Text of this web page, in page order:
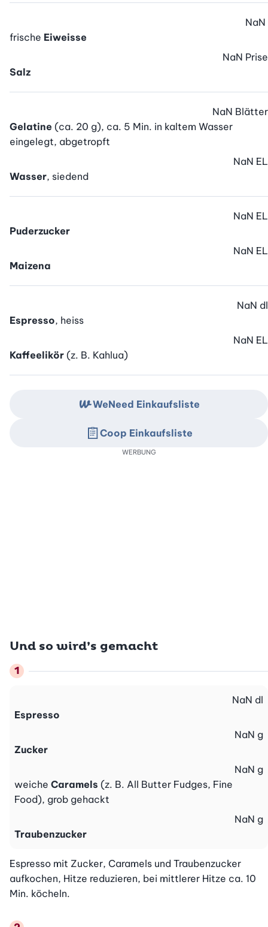
frische Eiweisse
NaN
Salz
NaN Prise
Gelatine (ca. 20 g), ca. 5 Min. in kaltem Wasser
eingelegt, abgetropft
NaN Blätter
Wasser, siedend
NaN EL
Puderzucker
NaN EL
Maizena
NaN EL
Espresso, heiss
NaN dl
Kaffeelikör (z. B. Kahlua)
NaN EL
Und so wird’s gemacht
Espresso
NaN dl
Zucker
NaN g
weiche Caramels (z. B. All Butter Fudges, Fine
Food), grob gehackt
NaN g
Traubenzucker
NaN g
Espresso mit Zucker, Caramels und Traubenzucker
aufkochen, Hitze reduzieren, bei mittlerer Hitze ca. 10
Min. köcheln.
WeNeed Einkaufsliste
Coop Einkaufsliste
WERBUNG